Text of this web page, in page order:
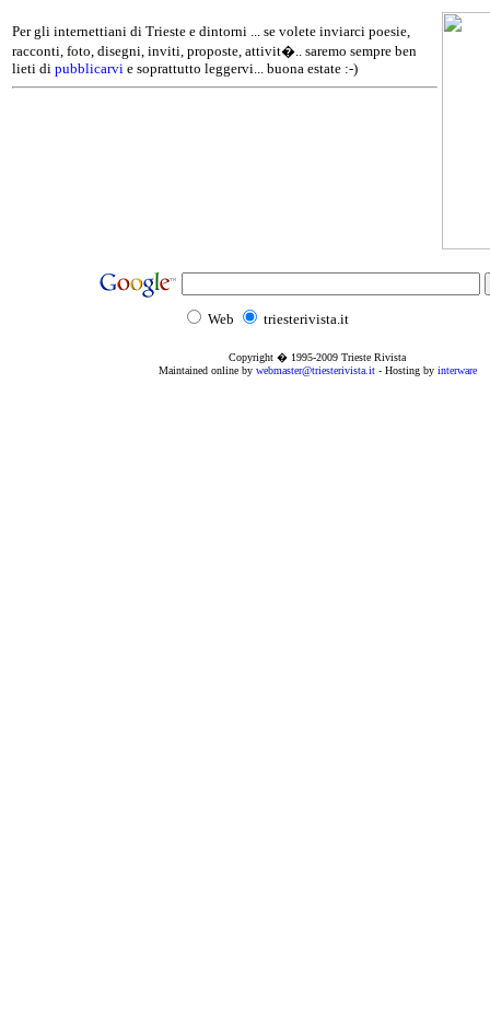
Per gli internettiani di Trieste e dintorni ... se volete inviarci poesie,
racconti, foto, disegni, inviti, proposte, attivit�.. saremo sempre ben
lieti di pubblicarvi e soprattutto leggervi... buona estate :-)
Web triesterivista.it
Copyright � 1995-2009 Trieste Rivista
Maintained online by webmaster@triesterivista.it- Hosting by interware